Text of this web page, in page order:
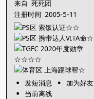
P,NGC,NDS
来自 死死团
注册时间 2005-5-11
发短消息
加为好友
当前离线